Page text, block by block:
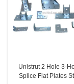
Unistrut 2 Hole 3-
Splice Flat Plates